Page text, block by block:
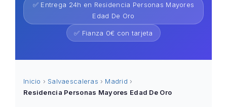
✅ Entrega 24h en Residencia Personas Mayores
Edad De Oro
✅ Fianza 0€ con tarjeta
Inicio › Salvaescaleras › Madrid ›
Residencia Personas Mayores Edad De Oro